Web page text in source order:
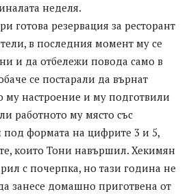
неделя.
готова резервация за ресторант
в последния момент му се
и да отбележи повода само в
се постарали да върнат
му настроение и му подготвили
работното му място със
формата на цифрите 3 и 5,
които Тони навършил. Хекимян
с почерпка, но тази година не
занесе домашно приготвена от